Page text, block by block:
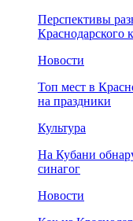
Перспективы
Краснодарского
Новости
Топ мест в
на праздники
Культура
На Кубани
синагог
Новости